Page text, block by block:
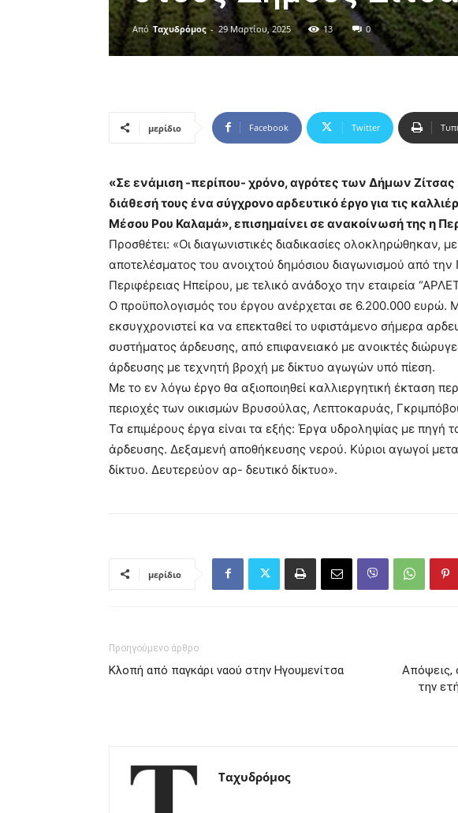
Από Ταχυδρόμος - 29 Μαρτίου, 2025 13 0
μερίδιο Facebook Twitter
«Σε ενάμιση -περίπου- χρόνο, αγρότες των Δήμων Ζίτσας
διάθεσή τους ένα σύγχρονο αρδευτικό έργο για τις
Μέσου Ρου Καλαμά», επισημαίνει σε ανακοίνωσή της η
Προσθέτει: «Οι διαγωνιστικές διαδικασίες ολοκληρώθηκαν,
αποτελέσματος του ανοιχτού δημόσιου διαγωνισμού από την
Περιφέρειας Ηπείρου, με τελικό ανάδοχο την εταιρεία
Ο προϋπολογισμός του έργου ανέρχεται σε 6.200.000 ευρώ.
εκσυγχρονιστεί κα να επεκταθεί το υφιστάμενο σήμερα
συστήματος άρδευσης, από επιφανειακό με ανοικτές
άρδευσης με τεχνητή βροχή με δίκτυο αγωγών υπό πίεση.
Με το εν λόγω έργο θα αξιοποιηθεί καλλιεργητική έκταση
περιοχές των οικισμών Βρυσούλας, Λεπτοκαρυάς,
Τα επιμέρους έργα είναι τα εξής: Έργα υδροληψίας με πηγή
άρδευσης. Δεξαμενή αποθήκευσης νερού. Κύριοι αγωγοί
δίκτυο. Δευτερεύον αρ- δευτικό δίκτυο».
μερίδιο
Προηγούμενο άρθρο
Κλοπή από παγκάρι ναού στην Ηγουμενίτσα
Απόψεις,
την
Ταχυδρόμος